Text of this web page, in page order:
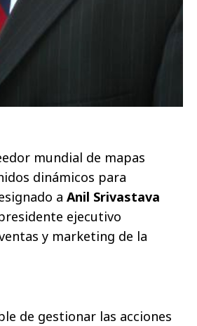
mundial de mapas
dinámicos para
a Anil Srivastava
ejecutivo
y marketing de la
de gestionar las acciones